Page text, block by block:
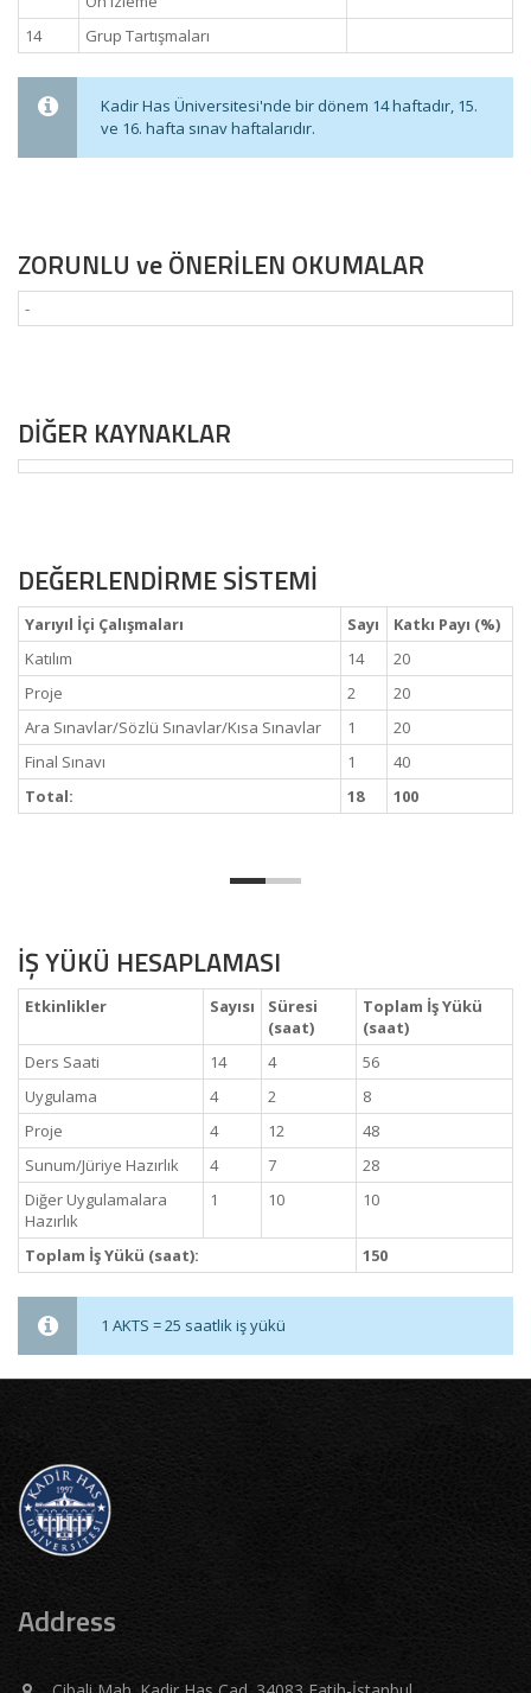
14
Grup Tartışmaları
Kadir Has Üniversitesi'nde bir dönem 14 haftadır, 15.
ve 16. hafta sınav haftalarıdır.
ZORUNLU ve ÖNERİLEN OKUMALAR
-
DİĞER KAYNAKLAR
DEĞERLENDİRME SİSTEMİ
Yarıyıl İçi Çalışmaları Sayı
Katkı Payı (%)
Katılım
14
20
Proje
2
20
Ara Sınavlar/Sözlü Sınavlar/Kısa Sınavlar
1
20
Final Sınavı
1
40
Total:
18 100
İŞ YÜKÜ HESAPLAMASI
Etkinlikler Sayısı
Süresi
(saat)
Toplam İş Yükü
(saat)
Ders Saati
14 4
56
Uygulama
4 2
8
Proje
4 12
48
Sunum/Jüriye Hazırlık
4 7
28
Diğer Uygulamalara
Hazırlık
1 10 10
Toplam İş Yükü (saat): 150
1 AKTS = 25 saatlik iş yükü
Address